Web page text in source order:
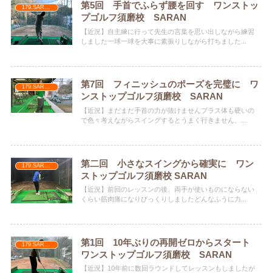
179.SARAN
第5回 手首でふらず腰を回す ワンストッ
プゴルフ須磨校 SARAN
【近況】自主練に行って先生の言葉を思い出しながら練習
しました一球一球を大事に素振りしながら打ちました...
第7回 フィニッシュのポーズを完璧に ワ
ンストップゴルフ須磨校 SARAN
【近況】まだまだ手首の力が抜けませんプラス体も硬いの
で色々考えながらスイングするとうまく行きません、...
第二回 小さなスイングから確実に ワン
ストップゴルフ須磨校 SARAN
【近況】前回のレッスンの後、両手が使いものにならない
くらい筋肉痛になりびっくりしましたどんなふうに力...
179.SARAN
第1回 10年ぶりの再開ゼロからスタート
ワンストップゴルフ須磨校 SARAN
【近況】10年前に数回ラウンドしてレッスンもしましたが